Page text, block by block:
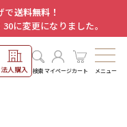
で送料無料！
に変更になりました。
法人購入 検索マイページカート メニュー